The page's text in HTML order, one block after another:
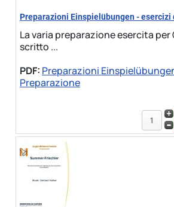
Preparazioni Einspielübungen - esercizi
La varia preparazione esercita
scritto ...
PDF: Preparazioni
Preparazione